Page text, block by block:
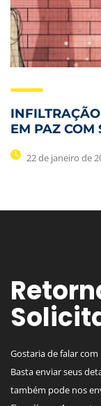
EM PAZ COM
22 de janeiro de
Gostaria de falar
Basta enviar seus
também pode nos